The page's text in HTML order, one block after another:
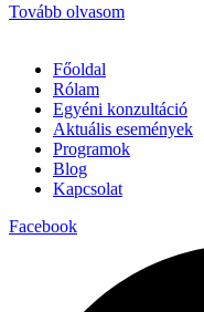
Tovább olvasom
Főoldal
Rólam
Egyéni konzultáció
Aktuális események
Programok
Blog
Kapcsolat
Facebook